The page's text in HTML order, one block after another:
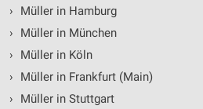
›
Müller in Hamburg
›
Müller in München
›
Müller in Köln
›
Müller in Frankfurt (Main)
›
Müller in Stuttgart
Analyse von Zielgruppen durch
Kombinationen von Daten aus
Quellen
Entwicklung und Verbesserung der